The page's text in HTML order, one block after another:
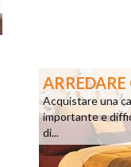
ARREDARE
Acquistare una
importante e
di...